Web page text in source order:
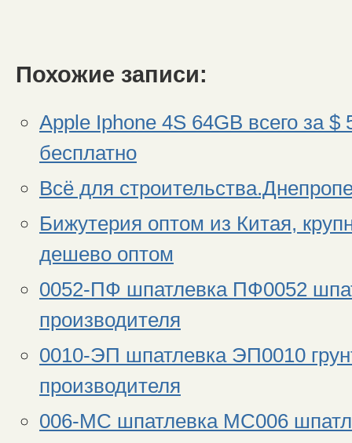
Похожие записи:
Apple Iphone 4S 64GB всего за
бесплатно
Всё для
Бижутерия оптом из Китая,
дешево оптом
0052-ПФ шпатлевка ПФ0052
производителя
0010-ЭП шпатлевка ЭП0010
производителя
006-МС шпатлевка МС006